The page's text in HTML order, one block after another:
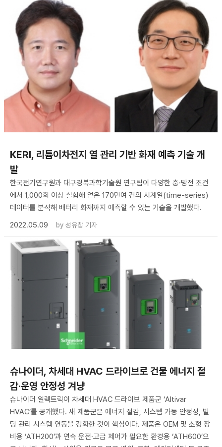
KERI, 리튬이차전지 열 관리 기반 화재 예측 기술 개
발
한국전기연구원과 대구경북과학기술원 연구팀이 다양한 충·방전 조건
에서 1,000회 이상 실험해 얻은 170만여 건의 시계열(time-series)
데이터를 분석해 배터리 화재까지 예측할 수 있는 기술을 개발했다.
2022.05.09
by 성유창 기자
슈나이더, 차세대 HVAC 드라이브로 건물 에너지 절
감·운영 안정성 겨냥
슈나이더 일렉트릭이 차세대 HVAC 드라이브 제품군 ‘Altivar
HVAC’를 공개했다. 새 제품군은 에너지 절감, 시스템 가동 안정성, 빌
딩 관리 시스템 연동을 강화한 것이 핵심이다. 제품은 OEM 및 소형 장
비용 ‘ATH200’과 연속 운전·고급 제어가 필요한 환경용 ‘ATH600’으